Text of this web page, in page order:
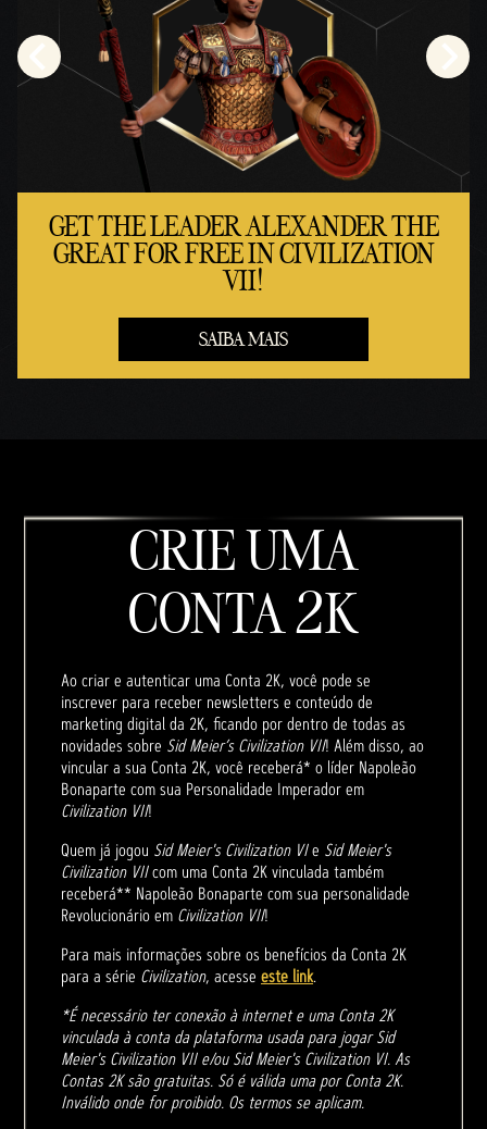
GET THE LEADER ALEXANDER THE
GREAT FOR FREE IN CIVILIZATION
VII!
SAIBA MAIS
CRIE UMA
CONTA 2K
Ao criar e autenticar uma Conta 2K, você pode se
inscrever para receber newsletters e conteúdo de
marketing digital da 2K, ficando por dentro de todas as
novidades sobre Sid Meier’s Civilization VII! Além disso, ao
vincular a sua Conta 2K, você receberá* o líder Napoleão
Bonaparte com sua Personalidade Imperador em
Civilization VII!
Quem já jogou Sid Meier's Civilization VIe Sid Meier's
Civilization VIIcom uma Conta 2K vinculada também
receberá** Napoleão Bonaparte com sua personalidade
Revolucionário em Civilization VII!
Para mais informações sobre os benefícios da Conta 2K
para a série Civilization, acesse este link.
*É necessário ter conexão à internet e uma Conta 2K
vinculada à conta da plataforma usada para jogar Sid
Meier's Civilization VII e/ou Sid Meier's Civilization VI. As
Contas 2K são gratuitas. Só é válida uma por Conta 2K.
Inválido onde for proibido. Os termos se aplicam.